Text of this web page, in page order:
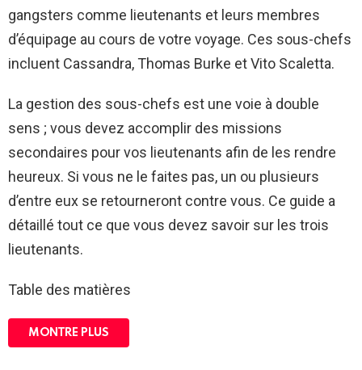
gangsters comme lieutenants et leurs membres
d’équipage au cours de votre voyage. Ces sous-chefs
incluent Cassandra, Thomas Burke et Vito Scaletta.
La gestion des sous-chefs est une voie à double
sens ; vous devez accomplir des missions
secondaires pour vos lieutenants afin de les rendre
heureux. Si vous ne le faites pas, un ou plusieurs
d’entre eux se retourneront contre vous. Ce guide a
détaillé tout ce que vous devez savoir sur les trois
lieutenants.
Table des matières
MONTRE PLUS